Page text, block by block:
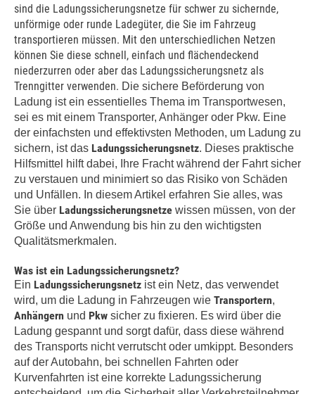
sind die Ladungssicherungsnetze für schwer zu sichernde,
unförmige oder runde Ladegüter, die Sie im Fahrzeug
transportieren müssen. Mit den unterschiedlichen Netzen
können Sie diese schnell, einfach und flächendeckend
niederzurren oder aber das Ladungssicherungsnetz als
Trenngitter verwenden. Die sichere Beförderung von
Ladung ist ein essentielles Thema im Transportwesen,
sei es mit einem Transporter, Anhänger oder Pkw. Eine
der einfachsten und effektivsten Methoden, um Ladung zu
sichern, ist das Ladungssicherungsnetz. Dieses praktische
Hilfsmittel hilft dabei, Ihre Fracht während der Fahrt sicher
zu verstauen und minimiert so das Risiko von Schäden
und Unfällen. In diesem Artikel erfahren Sie alles, was
Sie über Ladungssicherungsnetze wissen müssen, von der
Größe und Anwendung bis hin zu den wichtigsten
Qualitätsmerkmalen.
Was ist ein Ladungssicherungsnetz?
Ein Ladungssicherungsnetz ist ein Netz, das verwendet
wird, um die Ladung in Fahrzeugen wie Transportern,
Anhängern und Pkw sicher zu fixieren. Es wird über die
Ladung gespannt und sorgt dafür, dass diese während
des Transports nicht verrutscht oder umkippt. Besonders
auf der Autobahn, bei schnellen Fahrten oder
Kurvenfahrten ist eine korrekte Ladungssicherung